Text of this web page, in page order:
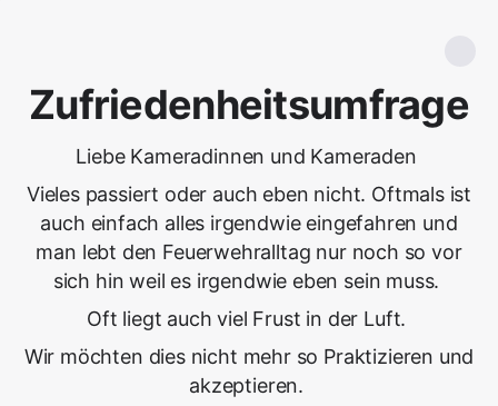
Zufriedenheitsumfrage
Liebe Kameradinnen und Kameraden
Vieles passiert oder auch eben nicht. Oftmals ist
auch einfach alles irgendwie eingefahren und
man lebt den Feuerwehralltag nur noch so vor
sich hin weil es irgendwie eben sein muss.
Oft liegt auch viel Frust in der Luft.
Wir möchten dies nicht mehr so Praktizieren und
akzeptieren.